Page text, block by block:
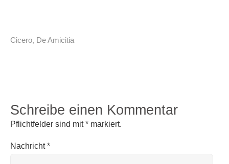
Cicero, De Amicitia
Schreibe einen Kommentar
Pflichtfelder sind mit* markiert.
Nachricht*